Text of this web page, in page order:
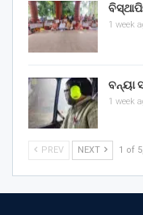
1 week
ବନ୍ୟା
1 week
PREV NEXT 1 of